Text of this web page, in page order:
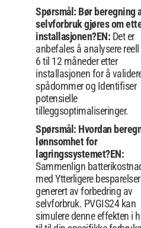
Spørsmål: Bør beregning
selvforbruk gjøres om
installasjonen?EN: Det er
anbefales å analysere
6 til 12 måneder etter
installasjonen for å
spådommer og Identifiser
potensielle
tilleggsoptimaliseringer.
Spørsmål: Hvordan
lønnsomhet for
lagringssystemet?EN:
Sammenlign
med Ytterligere besparelser
generert av forbedring av
selvforbruk. PVGIS24 kan
simulere denne effekten i